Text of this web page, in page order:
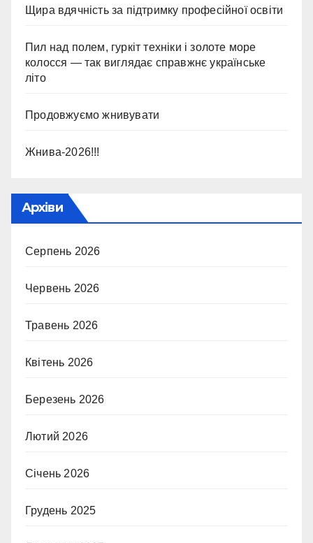
Щира вдячність за підтримку професійної освіти
Пил над полем, гуркіт техніки і золоте море
колосся — так виглядає справжнє українське
літо
Продовжуємо жнивувати
Жнива-2026!!!
Архіви
Серпень 2026
Червень 2026
Травень 2026
Квітень 2026
Березень 2026
Лютий 2026
Січень 2026
Грудень 2025